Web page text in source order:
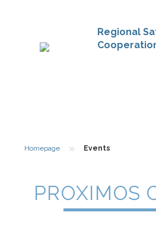
Regional
Homepage » Events
PROXIMOS